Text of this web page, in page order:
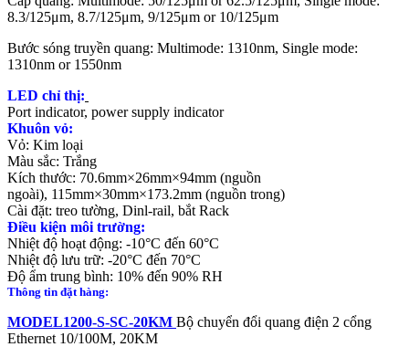
8.3/125μm, 8.7/125μm, 9/125μm or 10/125μm
Bước sóng truyền quang: Multimode: 1310nm, Single mode:
1310nm or 1550nm
LED chỉ thị:
Port indicator, power supply indicator
Khuôn vỏ:
Vỏ: Kim loại
Màu sắc: Trắng
Kích thước: 70.6mm×26mm×94mm (nguồn
ngoài), 115mm×30mm×173.2mm (nguồn trong)
Cài đặt: treo tường, Dinl-rail, bắt Rack
Điều kiện môi trường:
Nhiệt độ hoạt động: -10°C đến 60°C
Nhiệt độ lưu trữ: -20°C đến 70°C
Độ ẩm trung bình: 10% đến 90% RH
Thông tin đặt hàng:
MODEL1200-S-SC-20KM Bộ chuyển đổi quang điện 2 cổng
Ethernet 10/100M, 20KM